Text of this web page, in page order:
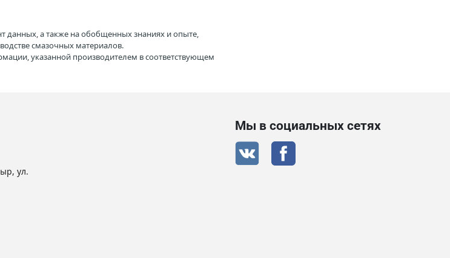
а также на обобщенных знаниях и опыте,
смазочных материалов.
указанной производителем в соответствующем
ул.
Мы в социальных сетях